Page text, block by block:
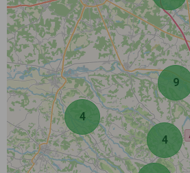
4
4
9